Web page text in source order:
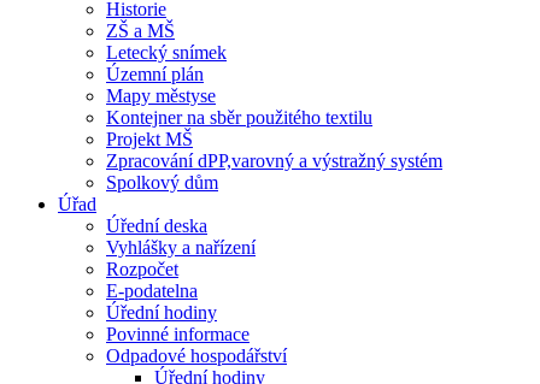
Historie
ZŠ a MŠ
Letecký snímek
Územní plán
Mapy městyse
Kontejner na sběr použitého textilu
Projekt MŠ
Zpracování dPP,varovný a výstražný systém
Spolkový dům
Úřad
Úřední deska
Vyhlášky a nařízení
Rozpočet
E-podatelna
Úřední hodiny
Povinné informace
Odpadové hospodářství
Úřední hodiny